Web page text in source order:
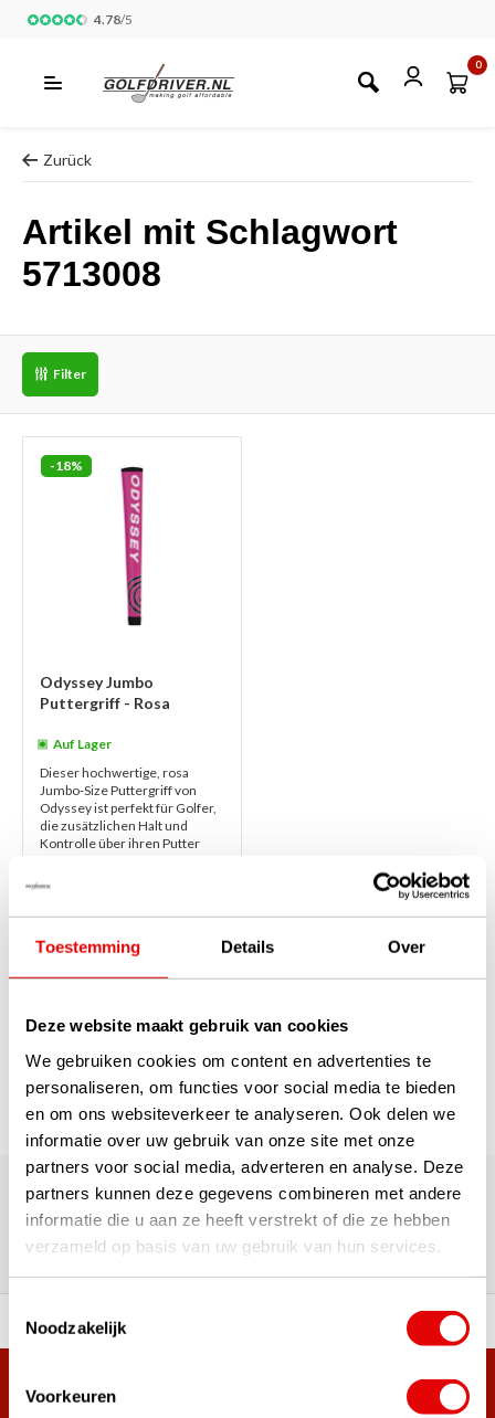
Toestemming Details Over
Deze website maakt gebruik van cookies
We gebruiken cookies om content en advertenties te
personaliseren, om functies voor social media te bieden
en om ons websiteverkeer te analyseren. Ook delen we
informatie over uw gebruik van onze site met onze
partners voor social media, adverteren en analyse. Deze
partners kunnen deze gegevens combineren met andere
informatie die u aan ze heeft verstrekt of die ze hebben
verzameld op basis van uw gebruik van hun services.
Noodzakelijk
Voorkeuren
4.78/5
0
Zurück
Artikel mit Schlagwort
5713008
Filter
-18%
Odyssey Jumbo
Puttergriff - Rosa
Auf Lager
Dieser hochwertige, rosa
Jumbo-Size Puttergriff von
Odyssey ist perfekt für Golfer,
die zusätzlichen Halt und
Kontrolle über ihren Putter
Seite 1 von 1
1
Über 180.000 Kunden | Über 5.000 Bewertungen | Trusted
Shops, TrustPilot, Google
Bewertungen: Das sagen unsere
Kunden
an Top-Marken! Vor 15:00 Uhr bestellt,
Mehr als 38.000 Kunden haben sich bereits